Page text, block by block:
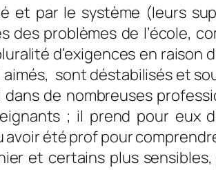
et par le système (leurs
problèmes de l’école,
d’exigences en raison
sont déstabilisés et
dans de nombreuses
; il prend pour eux
été prof pour
et certains plus